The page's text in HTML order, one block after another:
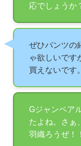
応でしょうか
ぜひパンツの
ゃ欲しいです
買えないです
Gジャンペア
たよね。さぁ
羽織ろうぜ！！